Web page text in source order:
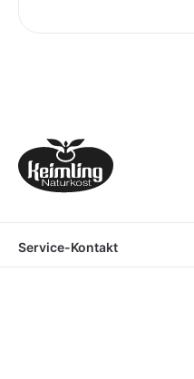
Service-Kontakt